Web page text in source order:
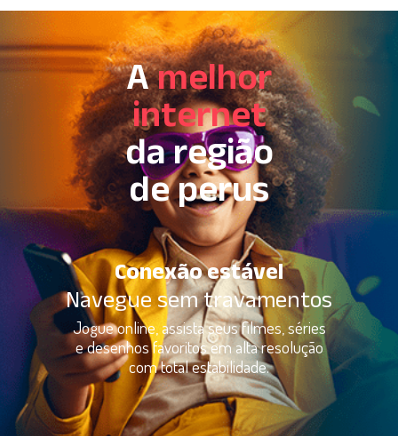
Amelhor
internet
da região
de perus
Conexão estável
Navegue sem travamentos
Jogue online, assista seus filmes, séries
e desenhos favoritos em alta resolução
com total estabilidade.